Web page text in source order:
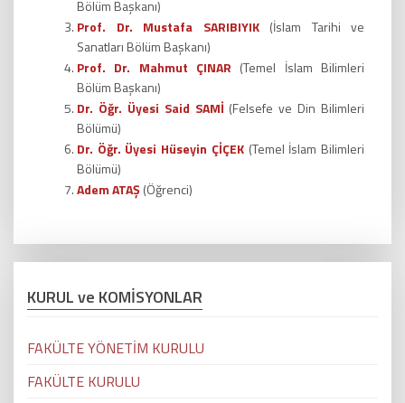
Bölüm Başkanı)
Prof. Dr. Mustafa SARIBIYIK(İslam Tarihi ve
Sanatları Bölüm Başkanı)
Prof. Dr. Mahmut ÇINAR (Temel İslam Bilimleri
Bölüm Başkanı)
Dr. Öğr. Üyesi Said SAMİ (Felsefe ve Din Bilimleri
Bölümü)
Dr. Öğr. Üyesi Hüseyin ÇİÇEK(Temel İslam Bilimleri
Bölümü)
Adem ATAŞ (Öğrenci)
KURUL ve KOMİSYONLAR
FAKÜLTE YÖNETİM KURULU
FAKÜLTE KURULU